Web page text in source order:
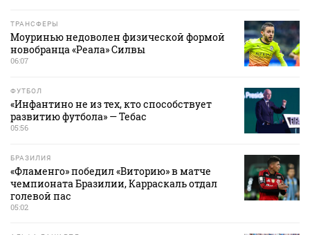
ТРАНСФЕРЫ
Моуринью недоволен физической формой
новобранца «Реала» Силвы
06:07
ФУТБОЛ
«Инфантино не из тех, кто способствует
развитию футбола» — Тебас
05:56
БРАЗИЛИЯ
«Фламенго» победил «Виторию» в матче
чемпионата Бразилии, Карраскаль отдал
голевой пас
05:02